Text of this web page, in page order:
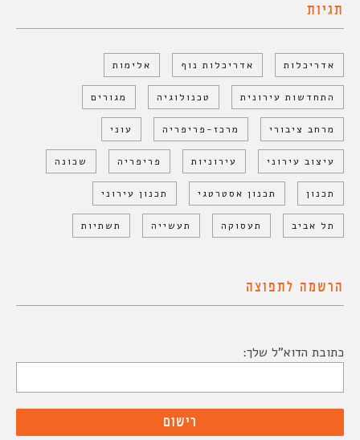
תגיות
אדריכלות אדריכלות נוף אלימות
התחדשות עירונית טכנולוגיה מגורים
מרחב ציבורי מרכז-פריפריה עוני
עיצוב עירוני עירוניות פריפריה שכונה
תכנון תכנון אסטרטגי תכנון עירוני
תל אביב תעסוקה תעשייה תשתיות
הרשמה לתפוצה
כתובת הדוא"ל שלך: